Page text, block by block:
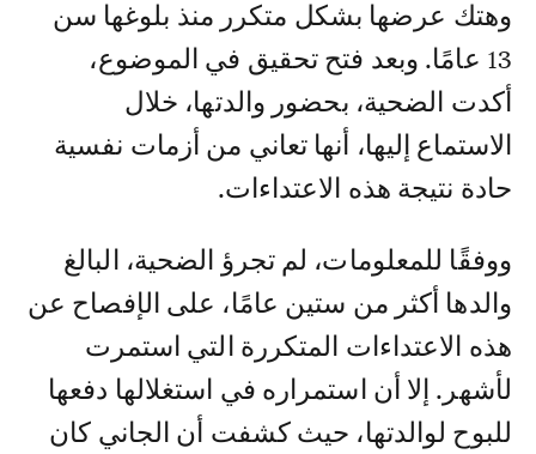
وهتك عرضها بشكل متكرر منذ بلوغها سن
13 عامًا. وبعد فتح تحقيق في الموضوع،
أكدت الضحية، بحضور والدتها، خلال
الاستماع إليها، أنها تعاني من أزمات نفسية
حادة نتيجة هذه الاعتداءات.
ووفقًا للمعلومات، لم تجرؤ الضحية، البالغ
والدها أكثر من ستين عامًا، على الإفصاح عن
هذه الاعتداءات المتكررة التي استمرت
لأشهر. إلا أن استمراره في استغلالها دفعها
للبوح لوالدتها، حيث كشفت أن الجاني كان